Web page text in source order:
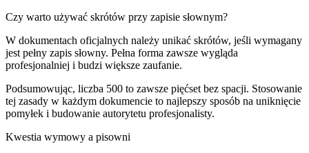
Czy warto używać skrótów przy zapisie słownym?
W dokumentach oficjalnych należy unikać skrótów, jeśli wymagany
jest pełny zapis słowny. Pełna forma zawsze wygląda
profesjonalniej i budzi większe zaufanie.
Podsumowując, liczba 500 to zawsze pięćset bez spacji. Stosowanie
tej zasady w każdym dokumencie to najlepszy sposób na uniknięcie
pomyłek i budowanie autorytetu profesjonalisty.
Kwestia wymowy a pisowni